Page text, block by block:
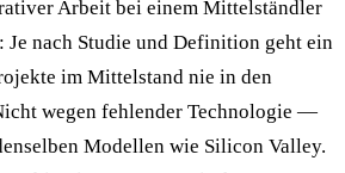
Arbeit bei einem Mittelständler
Je nach Studie und Definition geht ein
im Mittelstand nie in den
wegen fehlender Technologie —
Modellen wie Silicon Valley.